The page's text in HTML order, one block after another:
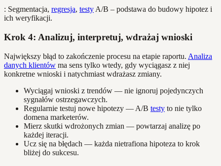
: Segmentacja, regresja, testy A/B – podstawa do budowy hipotez i
ich weryfikacji.
Krok 4: Analizuj, interpretuj, wdrażaj wnioski
Największy błąd to zakończenie procesu na etapie raportu. Analiza
danych klientów ma sens tylko wtedy, gdy wyciągasz z niej
konkretne wnioski i natychmiast wdrażasz zmiany.
Wyciągaj wnioski z trendów — nie ignoruj pojedynczych
sygnałów ostrzegawczych.
Regularnie testuj nowe hipotezy — A/B testy to nie tylko
domena marketerów.
Mierz skutki wdrożonych zmian — powtarzaj analizę po
każdej iteracji.
Ucz się na błędach — każda nietrafiona hipoteza to krok
bliżej do sukcesu.